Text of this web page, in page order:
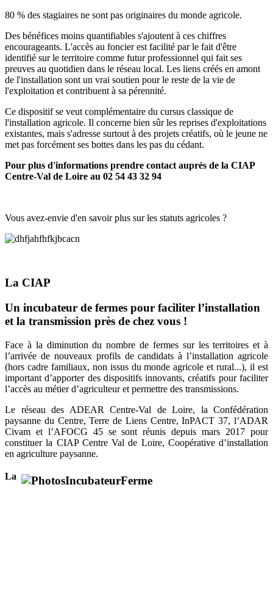
80 % des stagiaires ne sont pas originaires du monde agricole.
Des bénéfices moins quantifiables s'ajoutent à ces chiffres
encourageants. L'accès au foncier est facilité par le fait d'être
identifié sur le territoire comme futur professionnel qui fait ses
preuves au quotidien dans le réseau local. Les liens créés en amont
de l'installation sont un vrai soutien pour le reste de la vie de
l'exploitation et contribuent à sa pérennité.
Ce dispositif se veut complémentaire du cursus classique de
l'installation agricole. Il concerne bien sûr les reprises d'exploitations
existantes, mais s'adresse surtout à des projets créatifs, où le jeune ne
met pas forcément ses bottes dans les pas du cédant.
Pour plus d'informations prendre contact auprès de la CIAP
Centre-Val de Loire au 02 54 43 32 94
Vous avez-envie d'en savoir plus sur les statuts agricoles ?
La CIAP
Un incubateur de fermes pour faciliter l’installation
et la transmission près de chez vous !
Face à la diminution du nombre de fermes sur les territoires et à
l’arrivée de nouveaux profils de candidats à l’installation agricole
(hors cadre familiaux, non issus du monde agricole et rural...), il est
important d’apporter des dispositifs innovants, créatifs pour faciliter
l’accès au métier d’agriculteur et permettre des transmissions.
Le réseau des ADEAR Centre-Val de Loire, la Confédération
paysanne du Centre, Terre de Liens Centre, InPACT 37, l’ADAR
Civam et l’AFOCG 45 se sont réunis depuis mars 2017 pour
constituer la CIAP Centre Val de Loire, Coopérative d’installation
en agriculture paysanne.
La